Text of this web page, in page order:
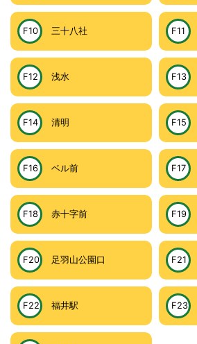
F10 三十八社 F11
F12 浅水 F13
F14 清明 F15
F16 ベル前 F17
F18 赤十字前 F19
F20 足羽山公園口 F21
F22 福井駅 F23